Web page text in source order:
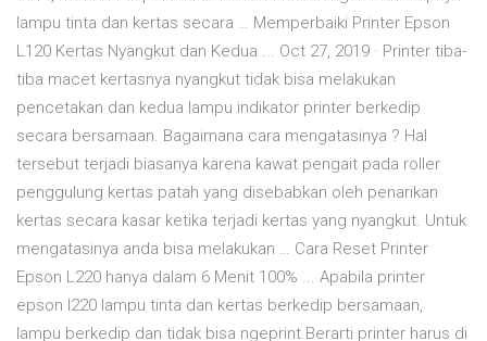
lampu tinta dan kertas secara … Memperbaiki Printer Epson
L120 Kertas Nyangkut dan Kedua ... Oct 27, 2019 · Printer tiba-
tiba macet kertasnya nyangkut tidak bisa melakukan
pencetakan dan kedua lampu indikator printer berkedip
secara bersamaan. Bagaimana cara mengatasinya ? Hal
tersebut terjadi biasanya karena kawat pengait pada roller
penggulung kertas patah yang disebabkan oleh penarikan
kertas secara kasar ketika terjadi kertas yang nyangkut. Untuk
mengatasinya anda bisa melakukan … Cara Reset Printer
Epson L220 hanya dalam 6 Menit 100% ... Apabila printer
epson l220 lampu tinta dan kertas berkedip bersamaan,
lampu berkedip dan tidak bisa ngeprint.Berarti printer harus di